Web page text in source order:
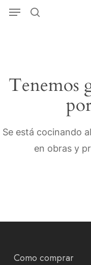
SkipMenu
Tenemos
Se está cocinando
en obras y
Como comprar
Menu